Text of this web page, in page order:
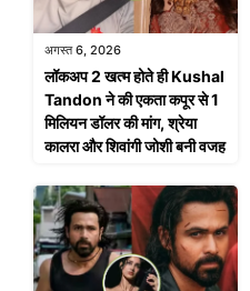
अगस्त 6, 2026
लॉकअप 2 खत्म होते ही Kushal
Tandon ने की एकता कपूर से 1
मिलियन डॉलर की मांग, श्रेया
कालरा और शिवांगी जोशी बनी वजह